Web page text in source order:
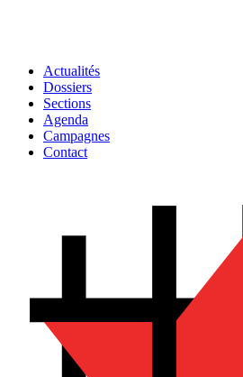
Actualités
Dossiers
Sections
Agenda
Campagnes
Contact